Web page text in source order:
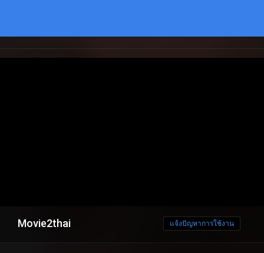
Movie2thai แจ้งปัญหาการใช้งาน